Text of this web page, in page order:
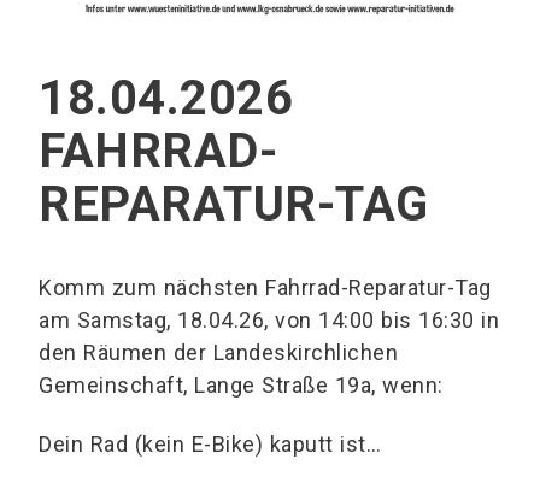
18.04.2026
FAHRRAD-
REPARATUR-TAG
Komm zum nächsten Fahrrad-Reparatur-Tag
am Samstag, 18.04.26, von 14:00 bis 16:30 in
den Räumen der Landeskirchlichen
Gemeinschaft, Lange Straße 19a, wenn:
Dein Rad (kein E-Bike) kaputt ist…